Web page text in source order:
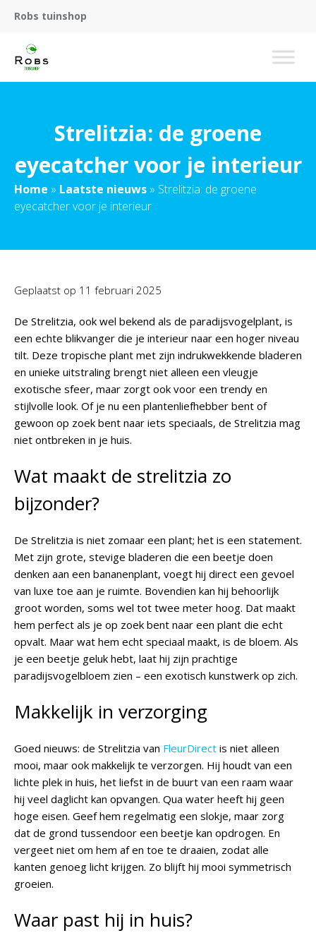
Robs tuinshop
Strelitzia: de groene
eyecatcher voor je interieur
Home » Laatste nieuws » Strelitzia: de groene
eyecatcher voor je interieur
Geplaatst op 11 februari 2025
De Strelitzia, ook wel bekend als de paradijsvogelplant, is
een echte blikvanger die je interieur naar een hoger niveau
tilt. Deze tropische plant met zijn indrukwekkende bladeren
en unieke uitstraling brengt niet alleen een vleugje
exotische sfeer, maar zorgt ook voor een trendy en
stijlvolle look. Of je nu een plantenliefhebber bent of
gewoon op zoek bent naar iets speciaals, de Strelitzia mag
niet ontbreken in je huis.
Wat maakt de strelitzia zo
bijzonder?
De Strelitzia is niet zomaar een plant; het is een statement.
Met zijn grote, stevige bladeren die een beetje doen
denken aan een bananenplant, voegt hij direct een gevoel
van luxe toe aan je ruimte. Bovendien kan hij behoorlijk
groot worden, soms wel tot twee meter hoog. Dat maakt
hem perfect als je op zoek bent naar een plant die echt
opvalt. Maar wat hem echt speciaal maakt, is de bloem. Als
je een beetje geluk hebt, laat hij zijn prachtige
paradijsvogelbloem zien – een exotisch kunstwerk op zich.
Makkelijk in verzorging
Goed nieuws: de Strelitzia van FleurDirect is niet alleen
mooi, maar ook makkelijk te verzorgen. Hij houdt van een
lichte plek in huis, het liefst in de buurt van een raam waar
hij veel daglicht kan opvangen. Qua water heeft hij geen
hoge eisen. Geef hem regelmatig een slokje, maar zorg
dat de grond tussendoor een beetje kan opdrogen. En
vergeet niet om hem af en toe te draaien, zodat alle
kanten genoeg licht krijgen. Zo blijft hij mooi symmetrisch
groeien.
Waar past hij in huis?